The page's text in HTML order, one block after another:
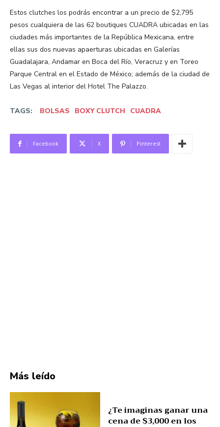
Estos clutches los podrás encontrar a un precio de $2,795
pesos cualquiera de las 62 boutiques CUADRA ubicadas en las
ciudades más importantes de la República Mexicana, entre
ellas sus dos nuevas apaerturas ubicadas en Galerías
Guadalajara, Andamar en Boca del Río, Veracruz y en Toreo
Parque Central en el Estado de México; además de la ciudad de
Las Vegas al interior del Hotel The Palazzo.
TAGS: BOLSAS BOXY CLUTCH CUADRA
Facebook X Pinterest
Más leído
¿Te imaginas ganar una
cena de $3,000 en los